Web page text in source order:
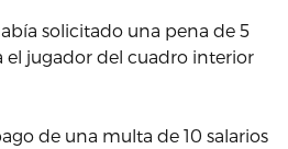
solicitado una pena de 5
el jugador del cuadro interior
de una multa de 10 salarios